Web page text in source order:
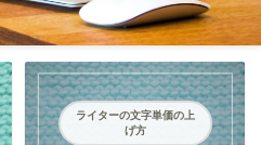
ライターの文字単価の上
げ方